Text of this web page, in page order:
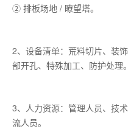
② 排板场地 / 瞭望塔。
2、设备清单：荒料切片、装
部开孔、特殊加工、防护处理。
3、人力资源：管理人员、技
流人员。